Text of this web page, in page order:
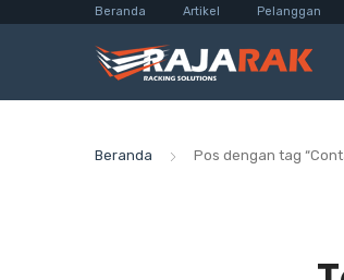
Beranda Artikel Pelanggan
Beranda Pos dengan tag